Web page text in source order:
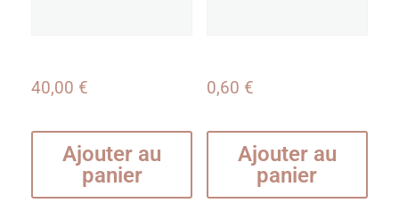
40,00 €
Ajouter au
panier
0,60 €
Ajouter au
panier